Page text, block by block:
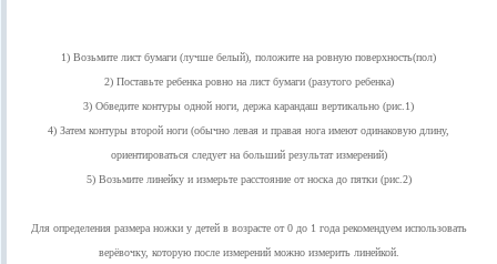
1) Возьмите лист бумаги (лучше белый), положите на ровную поверхность(пол)
2) Поставьте ребенка ровно на лист бумаги (разутого ребенка)
3) Обведите контуры одной ноги, держа карандаш вертикально (рис.1)
4) Затем контуры второй ноги (обычно левая и правая нога имеют одинаковую длину,
ориентироваться следует на больший результат измерений)
5) Возьмите линейку и измерьте расстояние от носка до пятки (рис.2)
Для определения размера ножки у детей в возрасте от 0 до 1 года рекомендуем использовать
верёвочку, которую после измерений можно измерить линейкой.